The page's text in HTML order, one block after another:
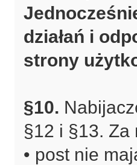
działań i
strony
§10.
§12 i §13.
• post nie